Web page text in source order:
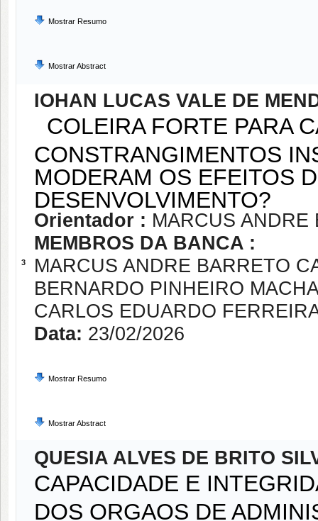
Mostrar Resumo
Mostrar Abstract
3
IOHAN LUCAS VALE DE
COLEIRA FORTE PARA
CONSTRANGIMENTOS
MODERAM OS EFEITOS
DESENVOLVIMENTO?
Orientador : MARCUS ANDRE
MEMBROS DA BANCA :
MARCUS ANDRE BARRETO
BERNARDO PINHEIRO
CARLOS EDUARDO
Data: 23/02/2026
Mostrar Resumo
Mostrar Abstract
QUESIA ALVES DE BRITO
CAPACIDADE E
DOS ORGAOS DE